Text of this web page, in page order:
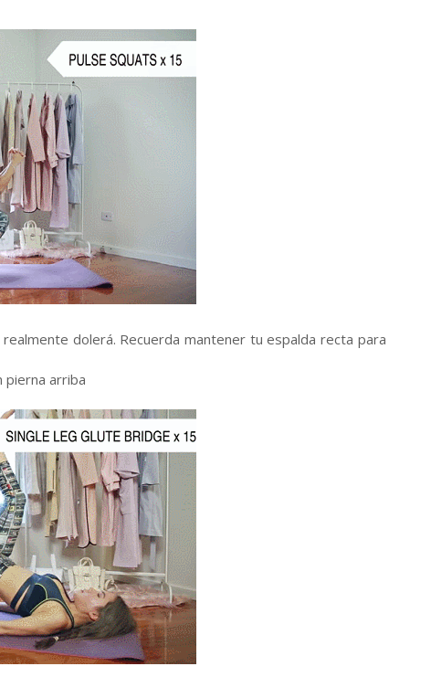
dolerá. Recuerda mantener tu espalda recta para
pierna arriba